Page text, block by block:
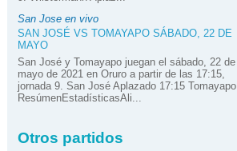
San Jose en vivo
SAN JOSÉ VS TOMAYAPO SÁBADO, 22 DE
MAYO
San José y Tomayapo juegan el sábado, 22 de
mayo de 2021 en Oruro a partir de las 17:15,
jornada 9. San José Aplazado 17:15 Tomayapo
ResúmenEstadísticasAli...
Otros partidos